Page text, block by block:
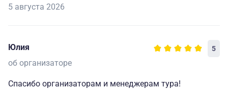
5 августа 2026
Юлия 5
об организаторе
Спасибо организаторам и менеджерам тура!